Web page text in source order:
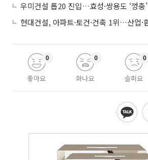
우미건설 톱20 진입…효성·쌍용도 ‘껑충’
좋아요
0
화나요
0
슬퍼요
0